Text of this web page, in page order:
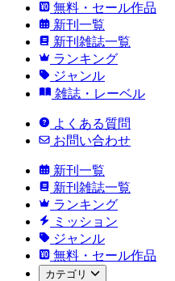
無料・セール作品
新刊一覧
新刊雑誌一覧
ランキング
ジャンル
雑誌・レーベル
よくある質問
お問い合わせ
新刊一覧
新刊雑誌一覧
ランキング
ミッション
ジャンル
無料・セール作品
カテゴリ